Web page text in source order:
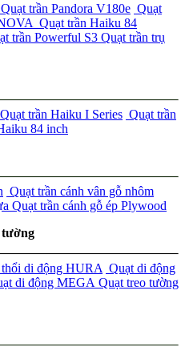
Quạt trần Pandora V180e Quạt
Quạt trần Haiku 84
trần Powerful S3 Quạt trần trụ
Quạt trần Haiku I Series Quạt trần
84 inch
Quạt trần cánh vân gỗ nhôm
Quạt trần cánh gỗ ép Plywood
thổi di động HURA Quạt di động
di động MEGA Quạt treo tường